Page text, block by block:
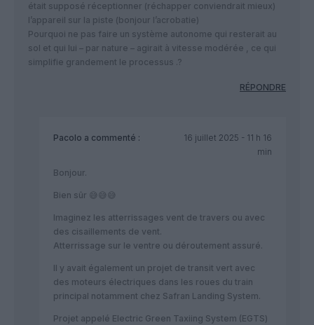
était supposé réceptionner (réchapper conviendrait mieux)
l’appareil sur la piste (bonjour l’acrobatie)
Pourquoi ne pas faire un système autonome qui resterait au
sol et qui lui – par nature – agirait à vitesse modérée , ce qui
simplifie grandement le processus .?
RÉPONDRE
Pacolo a commenté :
16 juillet 2025 - 11 h 16
min
Bonjour.
Bien sûr 😅😅😅
Imaginez les atterrissages vent de travers ou avec
des cisaillements de vent.
Atterrissage sur le ventre ou déroutement assuré.
Il y avait également un projet de transit vert avec
des moteurs électriques dans les roues du train
principal notamment chez Safran Landing System.
Projet appelé Electric Green Taxiing System (EGTS)